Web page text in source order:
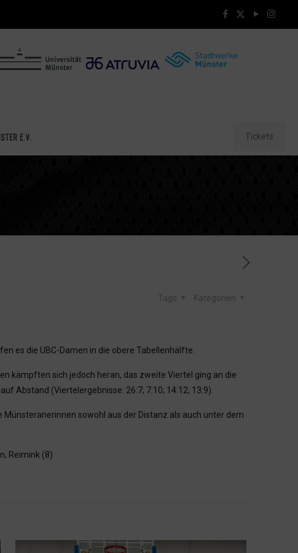
e.V. Tickets
Kategorien
Tags
es die UBC-Damen in die obere Tabellenhälfte.
kämpften sich jedoch heran, das zweite Viertel ging an die
Abstand (Viertelergebnisse: 26:7; 7:10; 14:12; 13:9).
sowohl aus der Distanz als auch unter dem
Reimink (8)